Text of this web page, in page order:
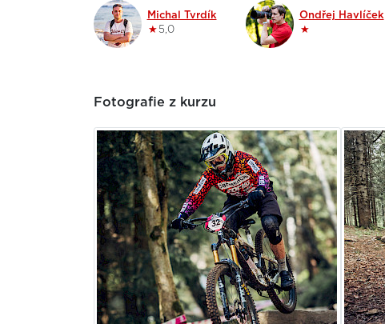
Michal Tvrdík
★ 5,0
Ondřej Havlíček
★
Fotografie z kurzu